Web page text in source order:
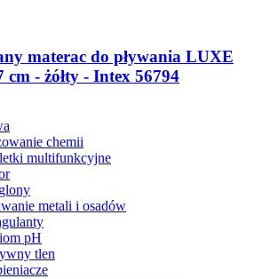
materac do pływania LUXE
cm - żółty - Intex 56794
chemii
multifunkcyjne
metali i osadów
pH
tlen